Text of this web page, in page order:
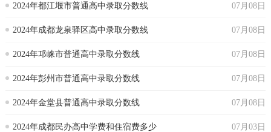
2024年都江堰市普通高中录取分数线 07月08日
2024年成都龙泉驿区高中录取分数线 07月08日
2024年邛崃市普通高中录取分数线 07月08日
2024年彭州市普通高中录取分数线 07月08日
2024年金堂县普通高中录取分数线 07月08日
2024年成都民办高中学费和住宿费多少 07月03日